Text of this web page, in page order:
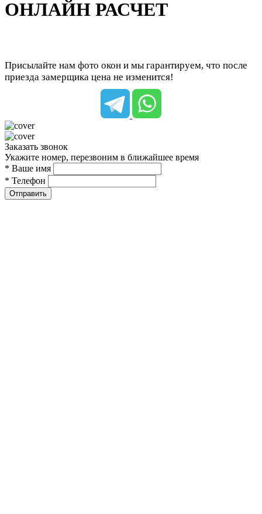
ОНЛАЙН РАСЧЕТ
Присылайте нам фото окон и мы гарантируем, что после
приезда замерщика цена не изменится!
Заказать звонок
Укажите номер, перезвоним в ближайшее время
* Ваше имя
* Телефон
Отправить